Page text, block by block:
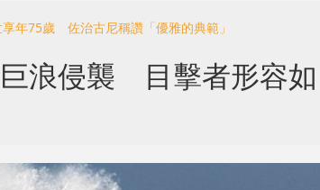
年75歲 佐治古尼稱讚「優雅的典範」
浪侵襲 目擊者形容如